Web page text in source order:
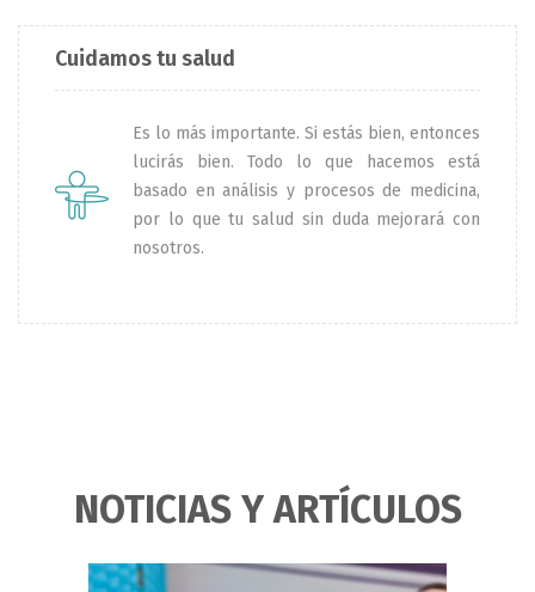
Cuidamos tu salud
Es lo más importante. Si estás bien, entonces
lucirás bien. Todo lo que hacemos está
basado en análisis y procesos de medicina,
por lo que tu salud sin duda mejorará con
nosotros.
NOTICIAS Y ARTÍCULOS